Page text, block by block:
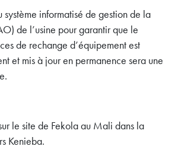
système informatisé de gestion de la
de l’usine pour garantir que le
de rechange d’équipement est
et mis à jour en permanence sera une
le site de Fekola au Mali dans la
Kenieba.